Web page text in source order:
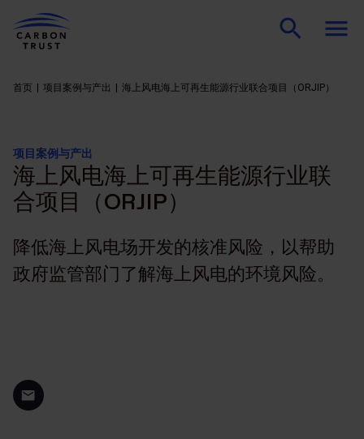
首页 项目案例与产出 海上风电海上可再生能源行业联合项目（ORJIP）
项目案例与产出
海上风电海上可再生能源行业联
合项目（ORJIP）
降低海上风电场开发的核准风险，以帮助
政府监管部门了解海上风电的环境风险。